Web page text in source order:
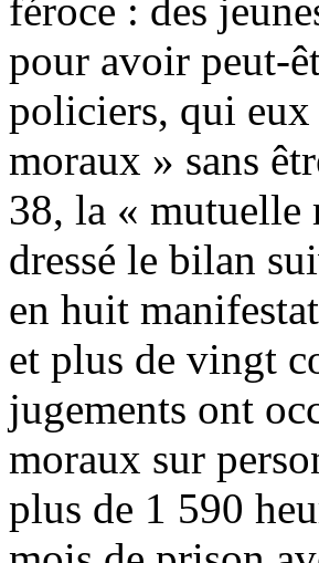
féroce : des
pour avoir peut-
policiers, qui
moraux » sans
38, la « mutuelle
dressé le bilan
en huit
et plus de vingt
jugements ont
moraux sur
plus de 1 590